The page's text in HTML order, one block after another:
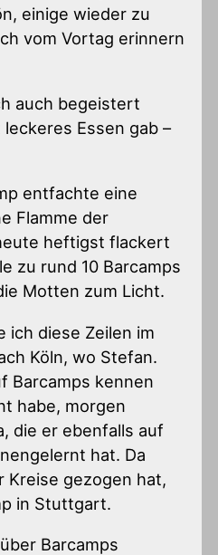
einige wieder zu
vom Vortag erinnern
auch begeistert
Essen gab –
entfachte eine
Flamme der
heftigst flackert
zu rund 10 Barcamps
Motten zum Licht.
ich diese Zeilen im
Köln, wo Stefan.
Barcamps kennen
habe, morgen
die er ebenfalls auf
hat. Da
Kreise gezogen hat,
in Stuttgart.
Barcamps